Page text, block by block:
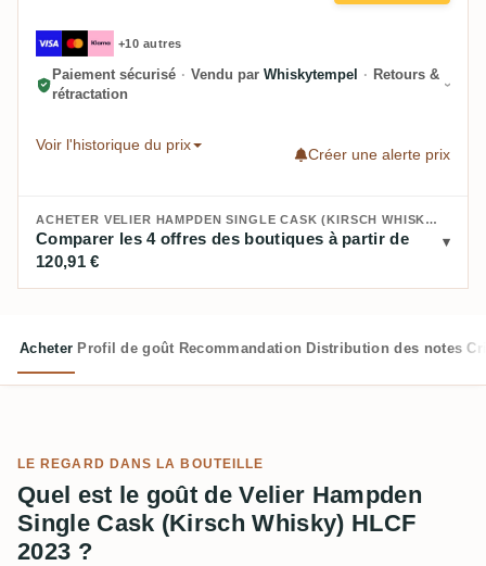
+10 autres
Paiement sécurisé · Vendu par Whiskytempel · Retours &
rétractation
Voir l'historique du prix
Créer une alerte prix
ACHETER VELIER HAMPDEN SINGLE CASK (KIRSCH WHISKY) HLCF 2023 :
Comparer les 4 offres des boutiques à partir de
120,91 €
Acheter Profil de goût Recommandation Distribution des notes
LE REGARD DANS LA BOUTEILLE
Quel est le goût de Velier Hampden
Single Cask (Kirsch Whisky) HLCF
2023 ?